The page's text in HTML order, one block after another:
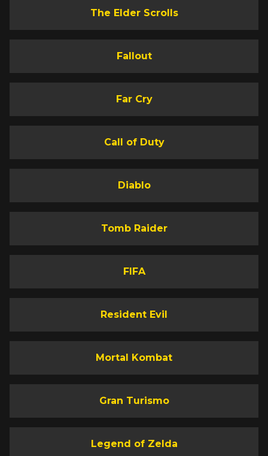
The Elder Scrolls
Fallout
Far Cry
Call of Duty
Diablo
Tomb Raider
FIFA
Resident Evil
Mortal Kombat
Gran Turismo
Legend of Zelda